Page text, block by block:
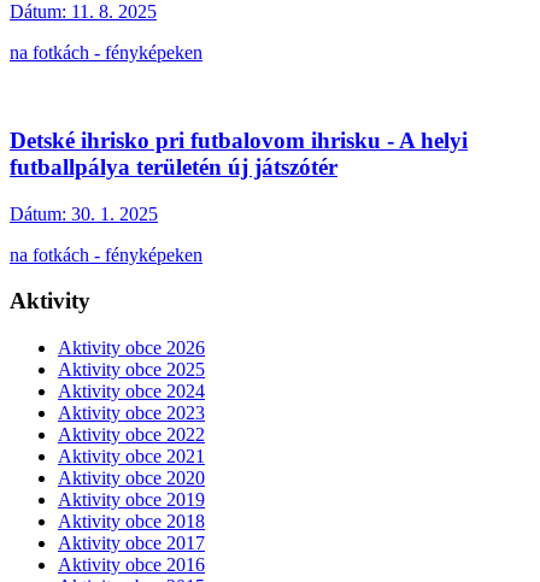
Dátum: 11. 8. 2025
na fotkách - fényképeken
Detské ihrisko pri futbalovom ihrisku - A helyi
futballpálya területén új játszótér
Dátum: 30. 1. 2025
na fotkách - fényképeken
Aktivity
Aktivity obce 2026
Aktivity obce 2025
Aktivity obce 2024
Aktivity obce 2023
Aktivity obce 2022
Aktivity obce 2021
Aktivity obce 2020
Aktivity obce 2019
Aktivity obce 2018
Aktivity obce 2017
Aktivity obce 2016